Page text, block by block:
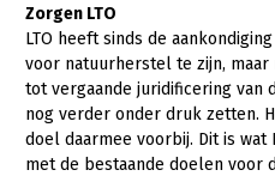
Melkveehouderij
Paardenhouderij
Pluimveehouderij
Schapenhouderij
Bomen, vaste planten en
Fruitteelt
Glastuinbouw
Paddenstoelen
Nieuws
Nieuwsabonnement
Webinars
Over LTO
Zorgen LTO
LTO heeft sinds de
voor natuurherstel te zijn,
tot vergaande juridificering van
nog verder onder druk zetten.
doel daarmee voorbij. Dit is
met de bestaande doelen voor